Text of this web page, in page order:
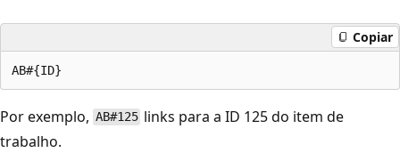
Copiar
Por exemplo, AB#125 links para a ID 125 do item de
trabalho.